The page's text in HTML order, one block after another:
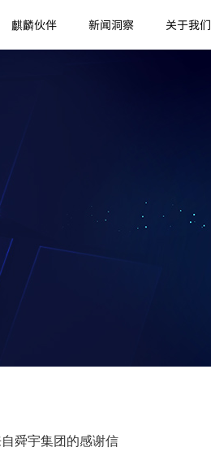
麒麟伙伴 新闻洞察 关于我们
舜宇集团的感谢信